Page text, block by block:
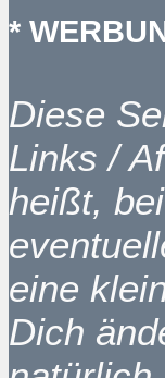
*
Diese
Links /
heißt,
eine
Dich